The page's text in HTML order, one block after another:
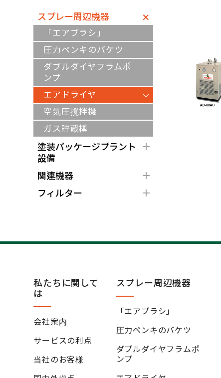
スプレー周辺機器
「エアブラシ」
圧力ペンキのバケツ
ダブルダイヤフラムポ
ンプ
エアドライヤ
空気圧撹拌機
ガス貯蔵樽
塗装パッケージプラント
設備
関連機器
フィルター
私たちに関して
は
会社案内
サービスの利点
当社のお客様
スプレー周辺機器
「エアブラシ」
圧力ペンキのバケツ
ダブルダイヤフラムポ
ンプ